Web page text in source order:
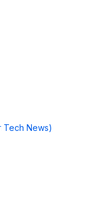
Tech News)